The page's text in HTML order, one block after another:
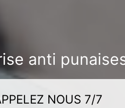
anti
NOUS 7/7